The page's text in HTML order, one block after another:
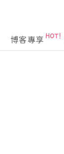
博客專享